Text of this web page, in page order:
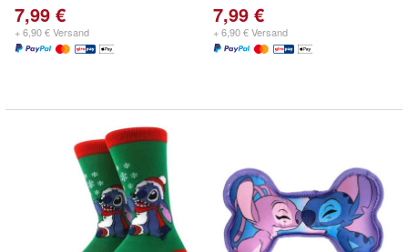
7,99 €
+ 6,90 € Versand
7,99 €
+ 6,90 € Versand